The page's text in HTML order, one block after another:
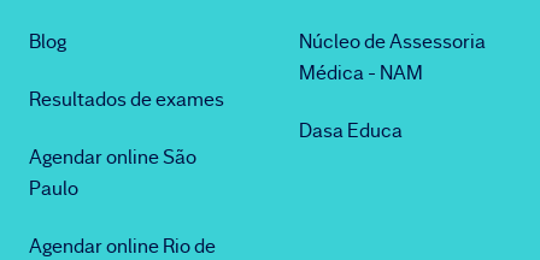
Blog
Resultados de exames
Agendar online São
Paulo
Agendar online Rio de
Núcleo de Assessoria
Médica - NAM
Dasa Educa